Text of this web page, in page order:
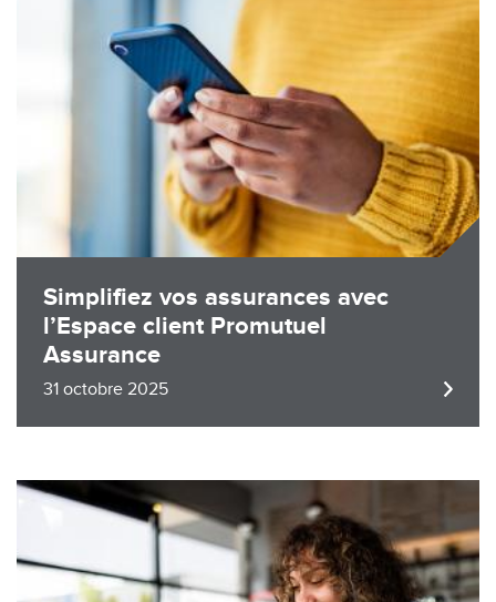
Simplifiez vos assurances avec
l’Espace client Promutuel
Assurance
31 octobre 2025
Image